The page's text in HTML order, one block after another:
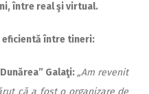
între real şi virtual.
eficientă între tineri:
Galaţi: „Am revenit